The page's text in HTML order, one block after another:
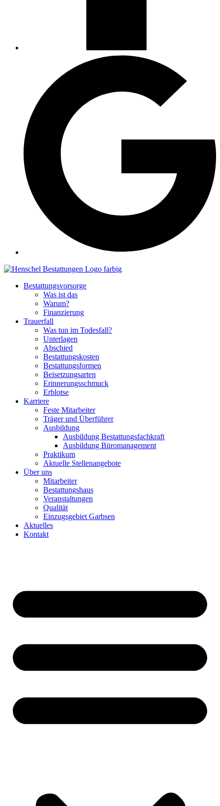
Bestattungsvorsorge
Was ist das
Warum?
Finanzierung
Trauerfall
Was tun im Todesfall?
Unterlagen
Abschied
Bestattungskosten
Bestattungsformen
Beisetzungsarten
Erinnerungsschmuck
Erblotse
Karriere
Feste Mitarbeiter
Träger und Überführer
Ausbildung
Ausbildung Bestattungsfachkraft
Ausbildung Büromanagement
Praktikum
Aktuelle Stellenangebote
Über uns
Mitarbeiter
Bestattungshaus
Veranstaltungen
Qualität
Einzugsgebiet Garbsen
Aktuelles
Kontakt